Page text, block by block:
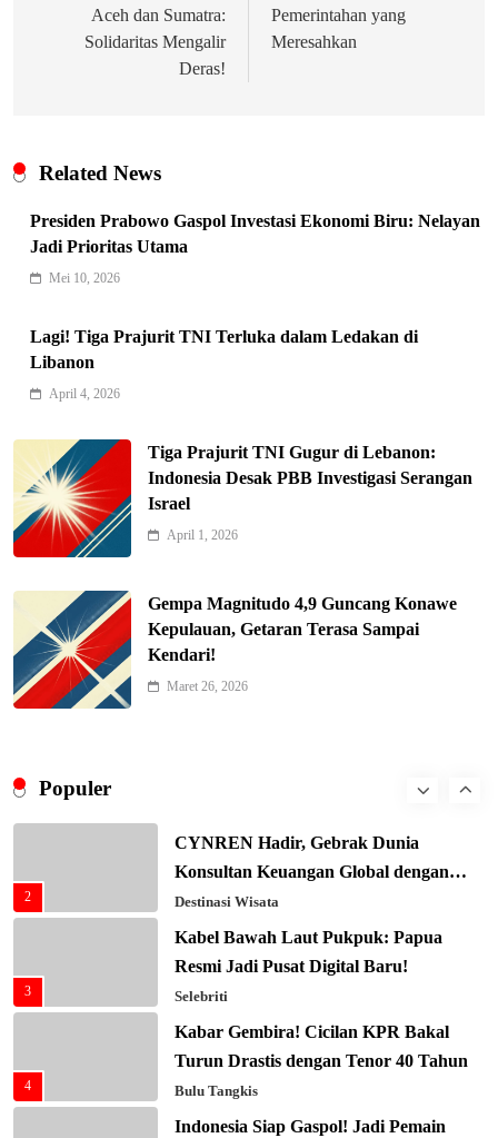
Populer
6
Ekonomi Indonesia Meroket! Kalahkan
Negara G20 di Awal 2026
Belajar
Berita Nasional
8
Xenco Medical Raih Penghargaan
Bergengsi TIME100: Revolusi Medis
2
CYNREN Hadir, Gebrak Dunia
Konsultan Keuangan Global dengan
Sentuhan AI
Destinasi Wisata
3
Kabel Bawah Laut Pukpuk: Papua
Resmi Jadi Pusat Digital Baru!
Selebriti
4
Kabar Gembira! Cicilan KPR Bakal
Turun Drastis dengan Tenor 40 Tahun
Bulu Tangkis
Indonesia Siap Gaspol! Jadi Pemain
Aceh dan Sumatra:
Solidaritas Mengalir
Deras!
Pemerintahan yang
Meresahkan
Related News
Presiden Prabowo Gaspol Investasi Ekonomi Biru: Nelayan
Jadi Prioritas Utama
Mei 10, 2026
Lagi! Tiga Prajurit TNI Terluka dalam Ledakan di
Libanon
April 4, 2026
Tiga Prajurit TNI Gugur di Lebanon:
Indonesia Desak PBB Investigasi Serangan
Israel
April 1, 2026
Gempa Magnitudo 4,9 Guncang Konawe
Kepulauan, Getaran Terasa Sampai
Kendari!
Maret 26, 2026